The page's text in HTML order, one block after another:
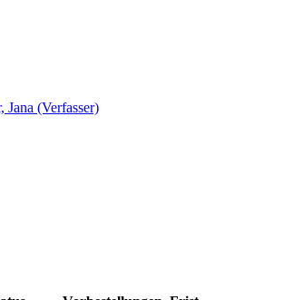
Jana (Verfasser)